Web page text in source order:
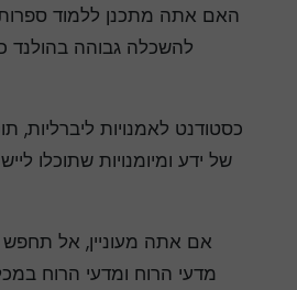
האם אתה מתכנן ללמוד ספרות
להשכלה גבוהה בהולנד
כסטודנט לאמנויות ליברליות,
של ידע ומיומנויות שתוכלו
אם אתה מעוניין, אל תחפש
מדעי הרוח ומדעי הרוח